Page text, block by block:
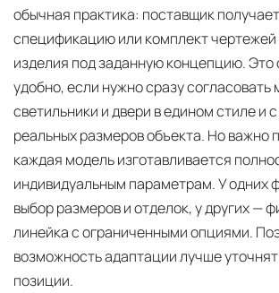
обычная практика: поставщик
спецификацию или комплект чертежей
изделия под заданную концепцию. Это
удобно, если нужно сразу согласовать
светильники и двери в едином стиле и
реальных размеров объекта. Но важно
каждая модель изготавливается
индивидуальным параметрам. У одних
выбор размеров и отделок, у других —
линейка с ограниченными опциями.
возможность адаптации лучше
позиции.